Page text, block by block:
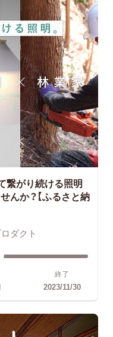
繋がり続ける照明
んか？【ふるさと納
ダクト
終了
2023/11/30